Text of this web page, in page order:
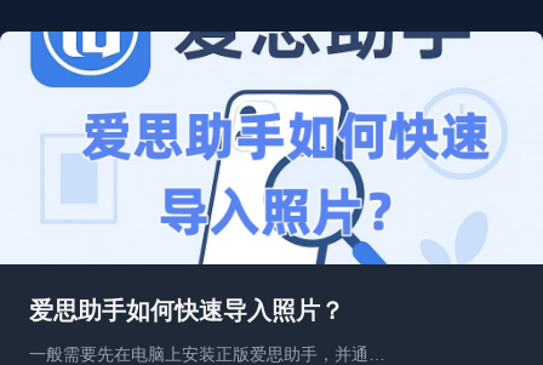
爱思助手如何快速导入照片？
一般需要先在电脑上安装正版爱思助手，并通…